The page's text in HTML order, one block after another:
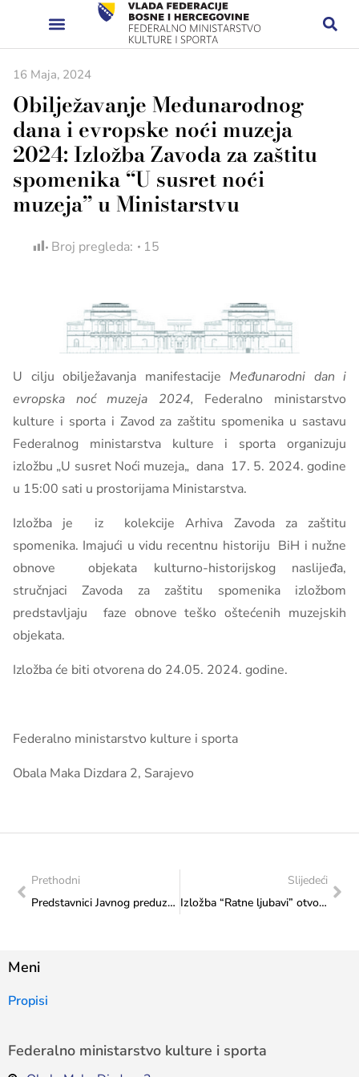
16 Maja, 2024
Obilježavanje Međunarodnog
dana i evropske noći muzeja
2024: Izložba Zavoda za zaštitu
spomenika “U susret noći
muzeja” u Ministarstvu
Broj pregleda: 15
U cilju obilježavanja manifestacije Međunarodni dan i
evropska noć muzeja 2024, Federalno ministarstvo
kulture i sporta i Zavod za zaštitu spomenika u sastavu
Federalnog ministarstva kulture i sporta organizuju
izložbu „U susret Noći muzeja„ dana 17. 5. 2024. godine
u 15:00 sati u prostorijama Ministarstva.
Izložba je iz kolekcije Arhiva Zavoda za zaštitu
spomenika. Imajući u vidu recentnu historiju BiH i nužne
obnove objekata kulturno-historijskog naslijeđa,
stručnjaci Zavoda za zaštitu spomenika izložbom
predstavljaju faze obnove teško oštećenih muzejskih
objekata.
Izložba će biti otvorena do 24.05. 2024. godine.
Federalno ministarstvo kulture i sporta
Obala Maka Dizdara 2, Sarajevo
Prethodni
Predstavnici Javnog preduzeća za upravljanje i održavanje sportskih objekata Zenica, Sportsko-kulturno-privrednog centra “Mejdan” i Javnog preduzeća “Olimpijski bazen Otoka” prezentovali ministrici Vlaisavljević ideju o formiranju Saveza sportskih i kulturnih centara u FBiH
Slijedeći
Izložba “Ratne ljubavi” otvorena u Sarajevu
Meni
Propisi
Federalno ministarstvo kulture i sporta